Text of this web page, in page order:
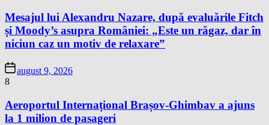
Mesajul lui Alexandru Nazare, după evaluările Fitch
și Moody’s asupra României: „Este un răgaz, dar în
niciun caz un motiv de relaxare”
august 9, 2026
8
Aeroportul Internațional Brașov-Ghimbav a ajuns
la 1 milion de pasageri